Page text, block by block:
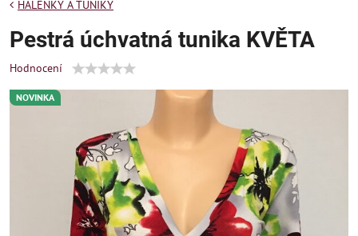
NOVINKA
HALENKY A TUNIKY
Pestrá úchvatná tunika KVĚTA
Hodnocení